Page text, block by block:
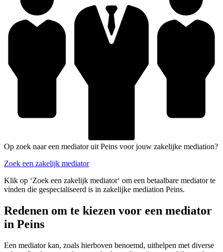
Op zoek naar een mediator uit Peins voor jouw zakelijke mediation?
Zoek een zakelijk mediator
Klik op ‘Zoek een zakelijk mediator‘ om een betaalbare mediator te
vinden die gespecialiseerd is in zakelijke mediation Peins.
Redenen om te kiezen voor een mediator
in Peins
Een mediator kan, zoals hierboven benoemd, uithelpen met diverse